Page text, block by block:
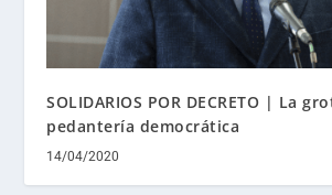
SOLIDARIOS POR DECRETO | La
pedantería democrática
14/04/2020